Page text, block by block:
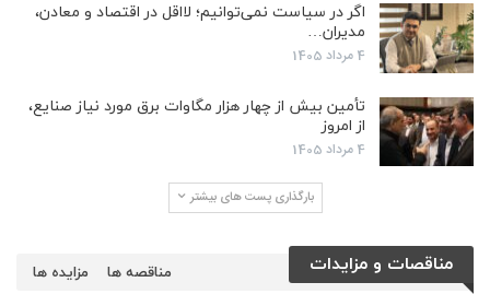
اگر در سیاست نمی‌توانیم؛ لااقل در اقتصاد و معادن،
مدیران…
4 مرداد 1405
تأمین بیش از چهار هزار مگاوات برق مورد نیاز صنایع،
از امروز
4 مرداد 1405
بارگذاری پست های بیشتر
مناقصات و مزایدات مزایده ها مناقصه ها